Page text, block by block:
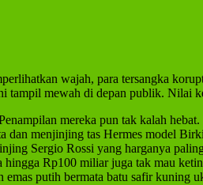
wajah, para tersangka
tampil mewah di depan publik. Nilai
mereka pun tak kalah
dan menjinjing tas Hermes model
Sergio Rossi yang harganya
Rp100 miliar juga tak mau
putih bermata batu safir kuning